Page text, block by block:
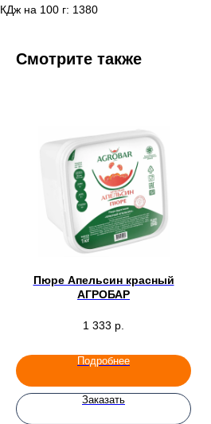
КДж на 100 г: 1380
Смотрите также
Пюре Апельсин красный
АГРОБАР
1 333 р.
Подробнее
Заказать